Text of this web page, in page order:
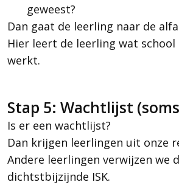
geweest?
Dan gaat de leerling naar de
Hier leert de leerling wat school
werkt.
Stap 5: Wachtlijst
Is er een wachtlijst?
Dan krijgen leerlingen uit onze
Andere leerlingen verwijzen we
dichtstbijzijnde ISK.